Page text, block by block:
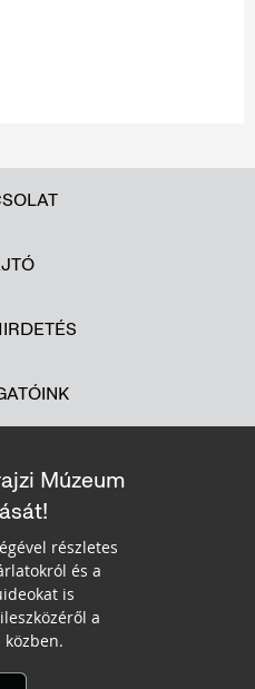
Múzeum
részletes
és a
is
a